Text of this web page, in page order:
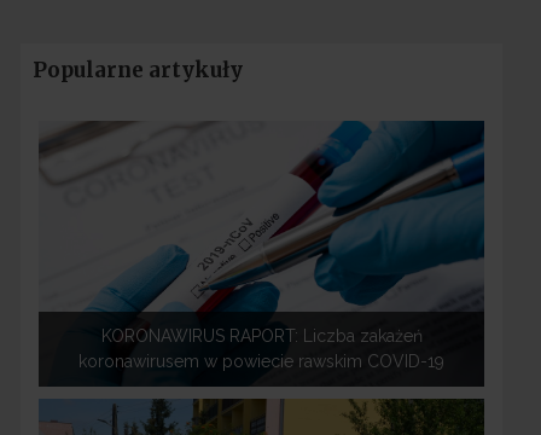
Popularne artykuły
KORONAWIRUS RAPORT: Liczba zakażeń
koronawirusem w powiecie rawskim COVID-19